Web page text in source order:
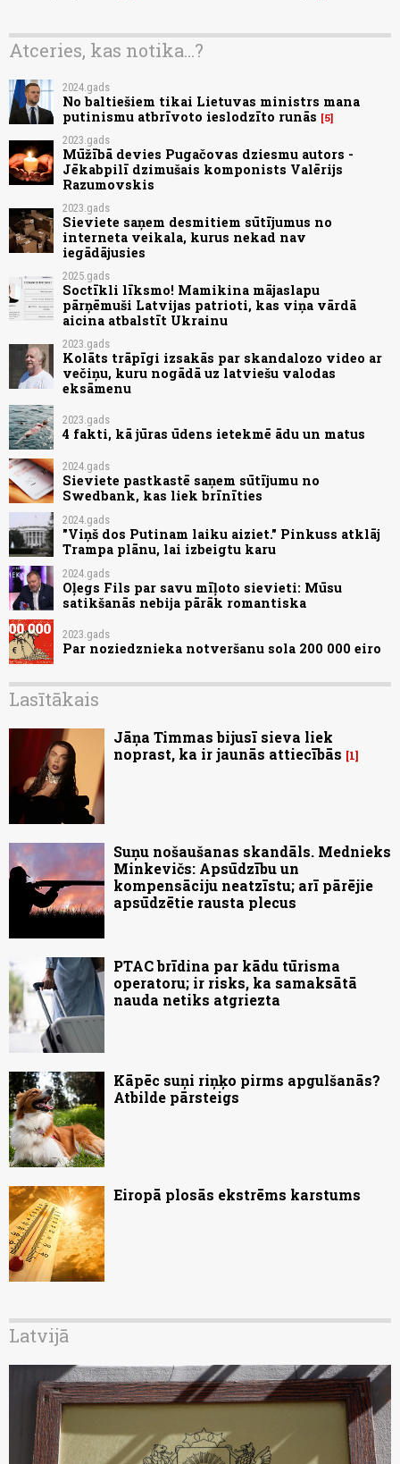
Atceries, kas notika...?
2024.gads
No baltiešiem tikai Lietuvas ministrs mana
putinismu atbrīvoto ieslodzīto runās
5
2023.gads
Mūžībā devies Pugačovas dziesmu autors -
Jēkabpilī dzimušais komponists Valērijs
Razumovskis
2023.gads
Sieviete saņem desmitiem sūtījumus no
interneta veikala, kurus nekad nav
iegādājusies
2025.gads
Soctīkli līksmo! Mamikina mājaslapu
pārņēmuši Latvijas patrioti, kas viņa vārdā
aicina atbalstīt Ukrainu
2023.gads
Kolāts trāpīgi izsakās par skandalozo video ar
večiņu, kuru nogādā uz latviešu valodas
eksāmenu
2023.gads
4 fakti, kā jūras ūdens ietekmē ādu un matus
2024.gads
Sieviete pastkastē saņem sūtījumu no
Swedbank, kas liek brīnīties
2024.gads
"Viņš dos Putinam laiku aiziet." Pinkuss atklāj
Trampa plānu, lai izbeigtu karu
2024.gads
Oļegs Fils par savu mīļoto sievieti: Mūsu
satikšanās nebija pārāk romantiska
2023.gads
Par noziedznieka notveršanu sola 200 000 eiro
Lasītākais
Jāņa Timmas bijusī sieva liek
noprast, ka ir jaunās attiecībās
1
Suņu nošaušanas skandāls. Mednieks
Minkevičs: Apsūdzību un
kompensāciju neatzīstu; arī pārējie
apsūdzētie rausta plecus
PTAC brīdina par kādu tūrisma
operatoru; ir risks, ka samaksātā
nauda netiks atgriezta
Kāpēc suņi riņķo pirms apgulšanās?
Atbilde pārsteigs
Eiropā plosās ekstrēms karstums
Latvijā